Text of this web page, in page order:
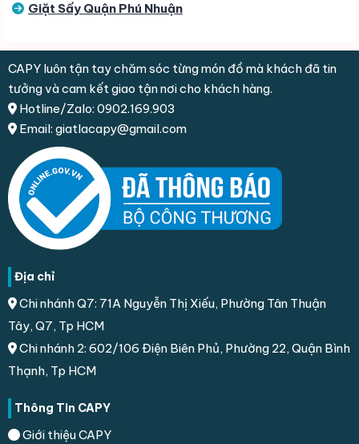
Giặt Sấy Quận Phú Nhuận
CAPY luôn tận tay chăm sóc từng món đồ mà khách đã tin
tưởng và cam kết giao tận nơi cho khách hàng.
Hotline/Zalo: 0902.169.903
Email: giatlacapy@gmail.com
Địa chỉ
Chi nhánh Q7: 71A Nguyễn Thị Xiếu, Phường Tân Thuận
Tây, Q7, Tp HCM
Chi nhánh 2: 602/106 Điện Biên Phủ, Phường 22, Quận Bình
Thạnh, Tp HCM
Thông Tin CAPY
Giới thiệu CAPY